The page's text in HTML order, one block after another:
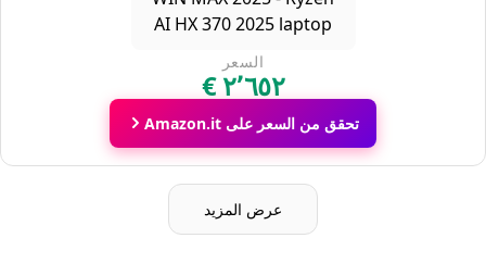
السعر
‏٢٬٦٥٢ €
تحقق من السعر على Amazon.it
عرض المزيد